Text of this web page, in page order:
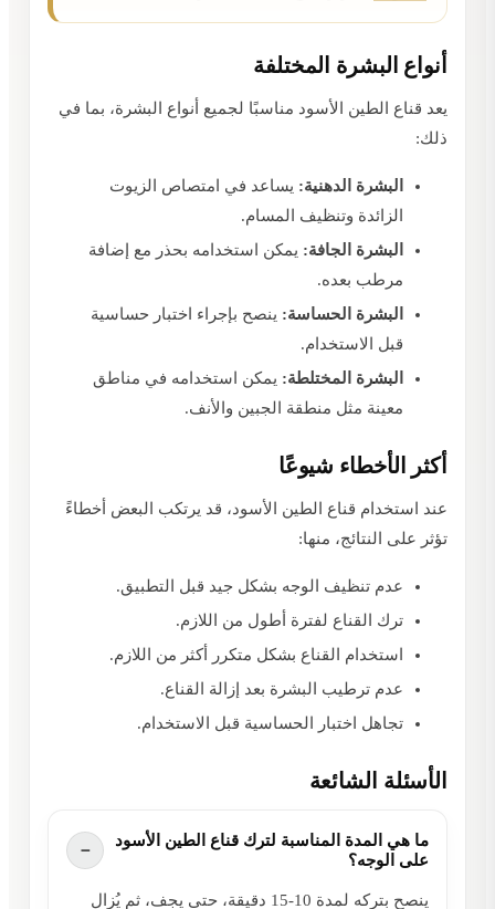
أنواع البشرة المختلفة
يعد قناع الطين الأسود مناسبًا لجميع أنواع البشرة، بما في
ذلك:
البشرة الدهنية: يساعد في امتصاص الزيوت
الزائدة وتنظيف المسام.
البشرة الجافة: يمكن استخدامه بحذر مع إضافة
مرطب بعده.
البشرة الحساسة: ينصح بإجراء اختبار حساسية
قبل الاستخدام.
البشرة المختلطة: يمكن استخدامه في مناطق
معينة مثل منطقة الجبين والأنف.
أكثر الأخطاء شيوعًا
عند استخدام قناع الطين الأسود، قد يرتكب البعض أخطاءً
تؤثر على النتائج، منها:
عدم تنظيف الوجه بشكل جيد قبل التطبيق.
ترك القناع لفترة أطول من اللازم.
استخدام القناع بشكل متكرر أكثر من اللازم.
عدم ترطيب البشرة بعد إزالة القناع.
تجاهل اختبار الحساسية قبل الاستخدام.
الأسئلة الشائعة
ما هي المدة المناسبة لترك قناع الطين الأسود
على الوجه؟
ينصح بتركه لمدة 10-15 دقيقة، حتى يجف، ثم يُزال